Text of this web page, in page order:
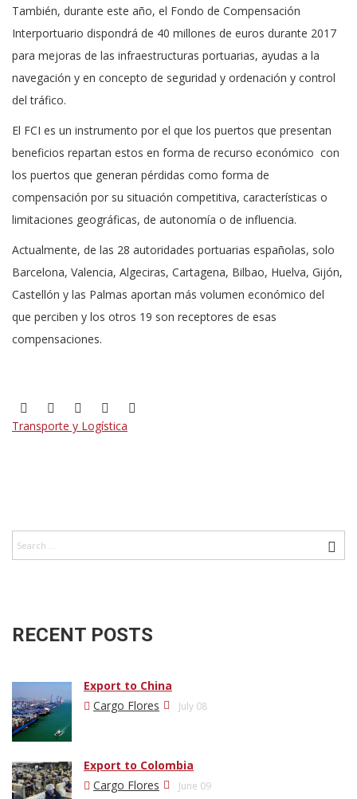
También, durante este año, el Fondo de Compensación
Interportuario dispondrá de 40 millones de euros durante 2017
para mejoras de las infraestructuras portuarias, ayudas a la
navegación y en concepto de seguridad y ordenación y control
del tráfico.
El FCI es un instrumento por el que los puertos que presentan
beneficios repartan estos en forma de recurso económico con
los puertos que generan pérdidas como forma de
compensación por su situación competitiva, características o
limitaciones geográficas, de autonomía o de influencia.
Actualmente, de las 28 autoridades portuarias españolas, solo
Barcelona, Valencia, Algeciras, Cartagena, Bilbao, Huelva, Gijón,
Castellón y las Palmas aportan más volumen económico del
que perciben y los otros 19 son receptores de esas
compensaciones.
Transporte y Logística
RECENT POSTS
Export to China
Cargo Flores
July 08
Export to Colombia
Cargo Flores
June 09